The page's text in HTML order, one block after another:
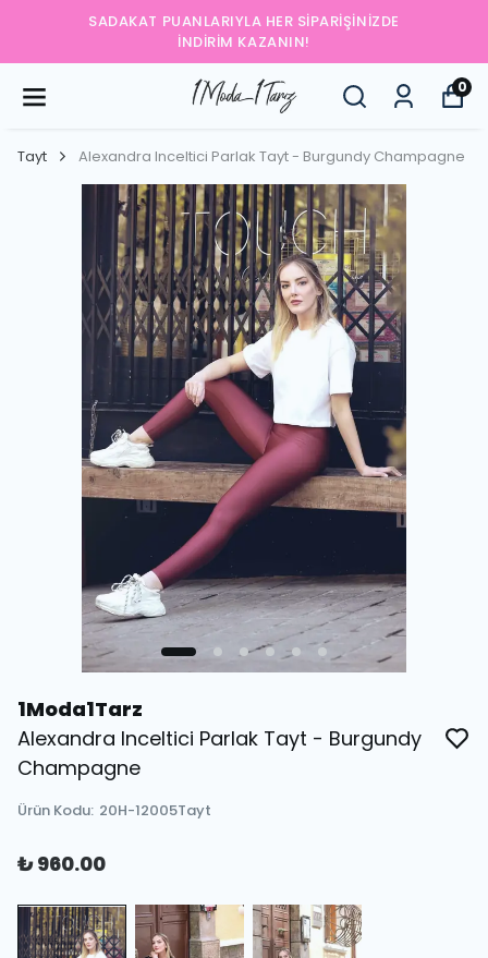
YENI SEZONUN EN ŞIK
0
Tayt Alexandra Inceltici Parlak Tayt - Burgundy Champagne
1Moda1Tarz
Alexandra Inceltici Parlak Tayt - Burgundy
Champagne
Ürün Kodu: 20H-12005Tayt
₺ 960.00